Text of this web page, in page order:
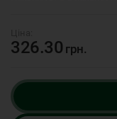
326.30 грн.